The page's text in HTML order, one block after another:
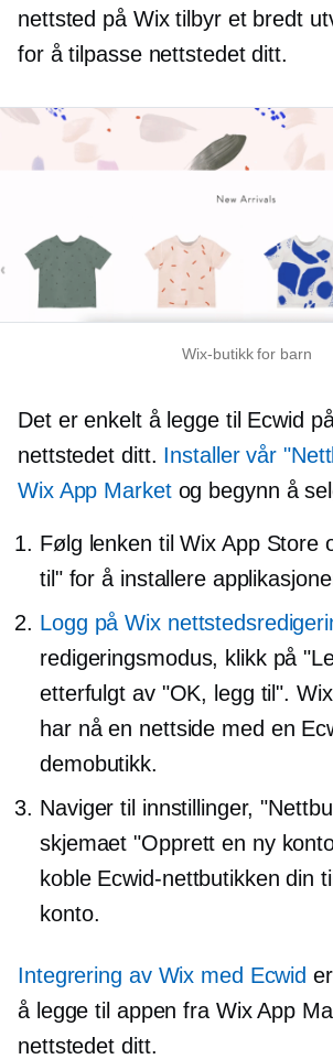
nettsted på Wix tilbyr et bredt
for å tilpasse nettstedet ditt.
Wix-butikk for barn
Det er enkelt å legge til Ecwid
nettstedet ditt. Installer vår
Wix App Marketog begynn å
Følg lenken til Wix App Store
til" for å installere
Logg på Wix
redigeringsmodus, klikk på
etterfulgt av "OK, legg til".
har nå en nettside med en
demobutikk.
Naviger til innstillinger,
skjemaet "Opprett en ny
koble Ecwid-nettbutikken din
konto.
Integrering av Wix med Ecwid
å legge til appen fra Wix App
nettstedet ditt.